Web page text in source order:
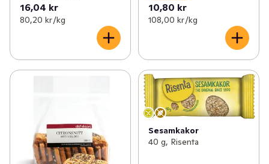
16,04 kr
80,20 kr /kg
10,80 kr
108,00 kr /kg
Sesamkakor
40 g, Risenta